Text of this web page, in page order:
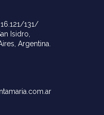
131/
Isidro,
Argentina.